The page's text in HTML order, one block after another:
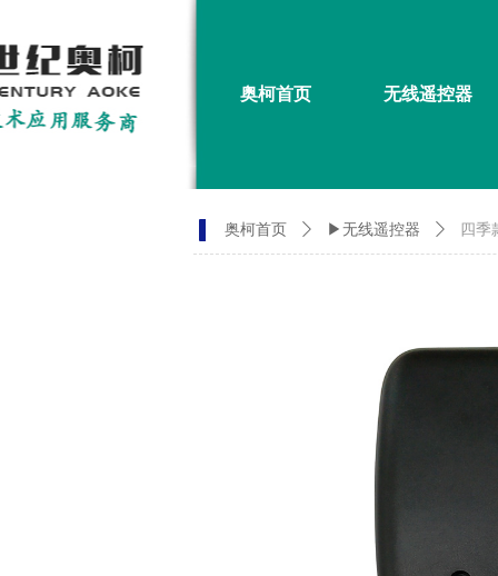
奥柯首页 无线遥控器
奥柯首页 ꄲ ▶无线遥控器 ꄲ 四季